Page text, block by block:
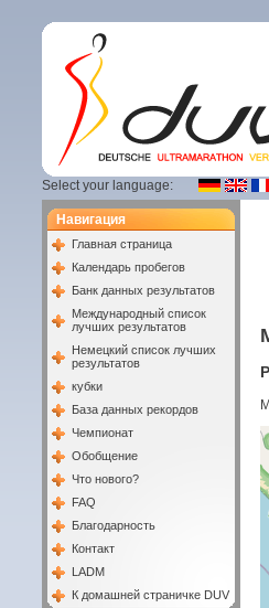
Select your language:
Навигация
Главная страница
Календарь пробегов
Банк данных результатов
Международный список
лучших результатов
Немецкий список лучших
результатов
кубки
База данных рекордов
Чемпионат
Обобщение
Что нового?
FAQ
Благодарность
Контакт
LADM
К домашней страничке DUV